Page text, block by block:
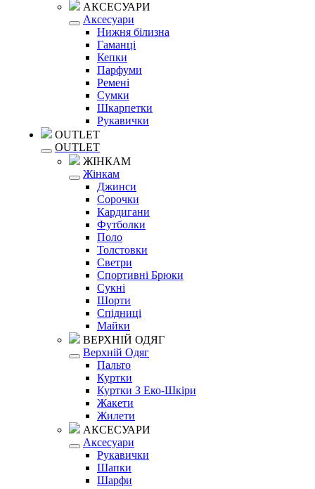
АКСЕСУАРИ
Аксесуари
Нижня білизна
Гаманці
Кепки
Парфуми
Ремені
Сумки
Шкарпетки
Рукавички
OUTLET
OUTLET
ЖІНКАМ
Жінкам
Джинси
Сорочки
Кардигани
Футболки
Поло
Толстовки
Светри
Спортивні Брюки
Сукні
Шорти
Спідниці
Майки
ВЕРХНІЙ ОДЯГ
Верхній Одяг
Пальто
Куртки
Куртки З Еко-Шкіри
Жакети
Жилети
АКСЕСУАРИ
Аксесуари
Рукавички
Шапки
Шарфи